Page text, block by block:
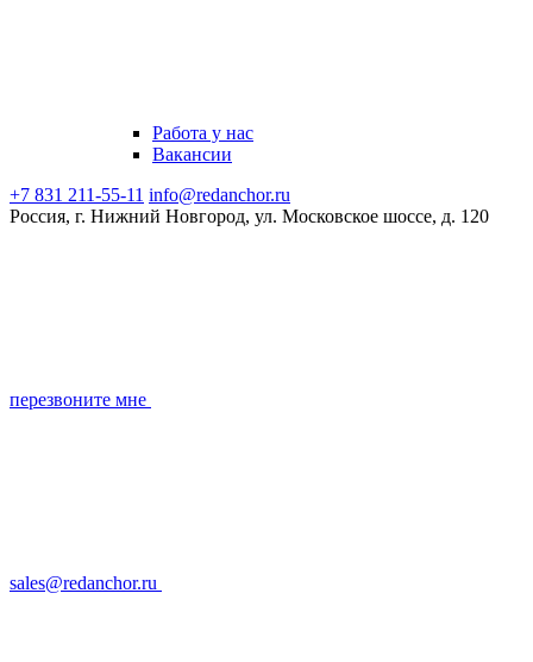
Работа у нас
Вакансии
+7 831 211-55-11 info@redanchor.ru
Россия, г. Нижний Новгород, ул. Московское шоссе, д. 120
перезвоните мне
sales@redanchor.ru